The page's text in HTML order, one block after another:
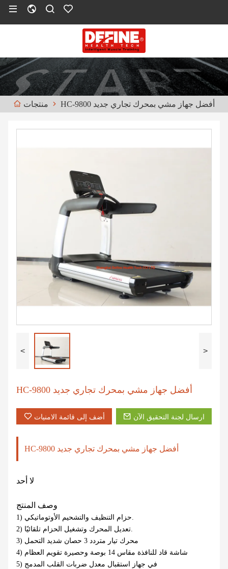
منتجات HC-9800 أفضل جهاز مشي بمحرك تجاري جديد
< >
HC-9800 أفضل جهاز مشي بمحرك تجاري جديد
أضف إلى قائمة الامنيات ارسال لجنة التحقيق الآن
HC-9800 أفضل جهاز مشي بمحرك تجاري جديد
لا أحد
وصف المنتج
1) حزام التنظيف والتشحيم الأوتوماتيكي.
2) تعديل المحرك وتشغيل الحزام تلقائيًا.
3) محرك تيار متردد 3 حصان شديد التحمل
4) شاشة قاد للنافذة مقاس 14 بوصة وحصيرة تقويم العظام
5) في جهاز استقبال معدل ضربات القلب المدمج